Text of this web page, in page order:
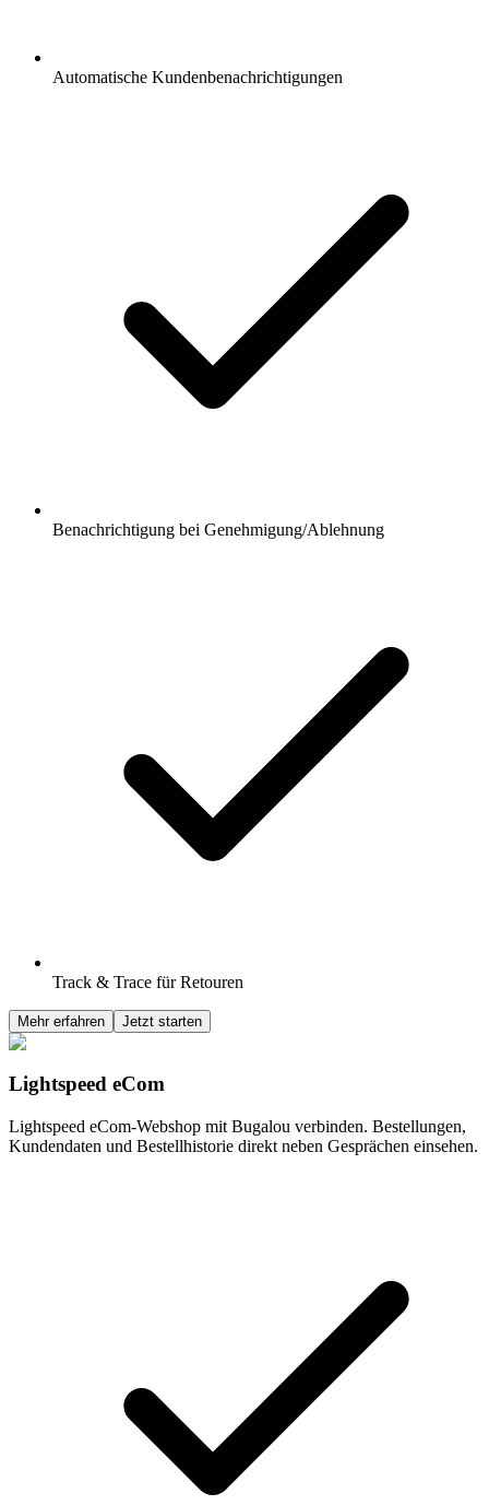
Automatische Kundenbenachrichtigungen
Benachrichtigung bei Genehmigung/Ablehnung
Track & Trace für Retouren
Mehr erfahren Jetzt starten
Lightspeed eCom
Lightspeed eCom-Webshop mit Bugalou verbinden. Bestellungen,
Kundendaten und Bestellhistorie direkt neben Gesprächen einsehen.